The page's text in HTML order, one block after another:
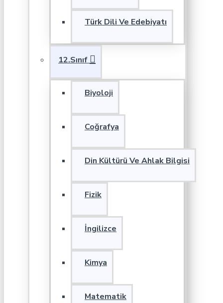
Türk Dili Ve Edebiyatı
12.Sınıf
Biyoloji
Coğrafya
Din Kültürü Ve Ahlak Bilgisi
Fizik
İngilizce
Kimya
Matematik